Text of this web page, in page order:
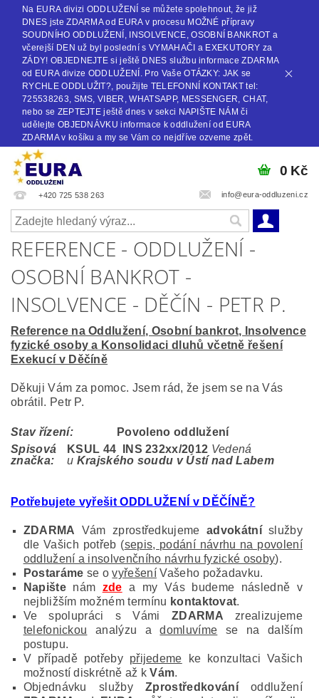
Na EURA divizi ODDLUŽENÍ se můžete spolehnout, že již
DNES jste ZDARMA od EURA v procesu MOŽNÉ přípravy
SOUDNÍHO ODDLUŽENÍ, INSOLVENCE, OSOBNÍ BANKROT a
včerejší DEN už byl poslední s VYMAHAČI a EXEKUTORY za
ZÁDY! OBJEDNEJTE si ještě DNES službu informace ZDARMA
od EURA divize ODDLUŽENÍ. Pro Vaše OTÁZKY: JAK se
RYCHLE ODDLUŽIT?, použijte TELEFONNÍ KONTAKT tel:
725538263, SMS, VIBER, WHATSAPP, MESSENGER, CHAT,
nebo se ZEPTEJTE ještě dnes v sekci NAPIŠTE NÁM či
udělejte OBJEDNÁVKU informace k oddlužení od EURA
ZDARMA v košíku a my se Vám co nejdříve ozveme zpět.
+420 725 538 263 info@eura-oddluzeni.cz
0 Kč
REFERENCE - ODDLUŽENÍ -
OSOBNÍ BANKROT -
INSOLVENCE - DĚČÍN - PETR P.
Reference na Oddlužení, Osobní bankrot, Insolvence
fyzické osoby a Konsolidaci dluhů včetně řešení
Exekucí v Děčíně
Děkuji Vám za pomoc. Jsem rád, že jsem se na Vás
obrátil. Petr P.
Stav řízení:
Povoleno oddlužení
Spisová
značka:
KSUL 44 INS 232xx/2012 Vedená
u Krajského soudu v Ústí nad Labem
Potřebujete vyřešit ODDLUŽENÍ v DĚČÍNĚ?
ZDARMA Vám zprostředkujeme advokátníslužby
dle Vašich potřeb (sepis, podání návrhu na povolení
oddlužení a insolvenčního návrhu fyzické osoby).
Postaráme se ovyřešeníVašeho požadavku.
Napištenám zde a my Vás budeme následně v
nejbližším možném termínu kontaktovat.
Ve spolupráci s Vámi ZDARMA zrealizujeme
telefonickou analýzu adomluvíme se na dalším
postupu.
V případě potřeby přijedeme ke konzultaci Vašich
možností diskrétně až kVám.
Objednávku služby
Zprostředkováníoddlužení